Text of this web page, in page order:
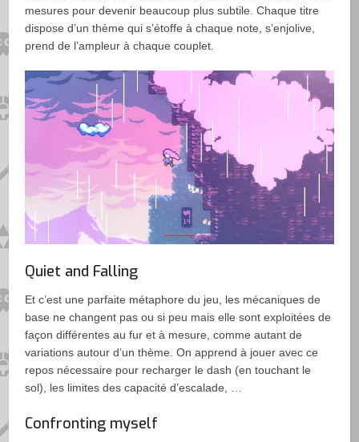
mesures pour devenir beaucoup plus subtile. Chaque titre
dispose d’un thème qui s’étoffe à chaque note, s’enjolive,
prend de l’ampleur à chaque couplet.
Quiet and Falling
Et c’est une parfaite métaphore du jeu, les mécaniques de
base ne changent pas ou si peu mais elle sont exploitées de
façon différentes au fur et à mesure, comme autant de
variations autour d’un thème. On apprend à jouer avec ce
repos nécessaire pour recharger le dash (en touchant le
sol), les limites des capacité d’escalade, …
Confronting myself